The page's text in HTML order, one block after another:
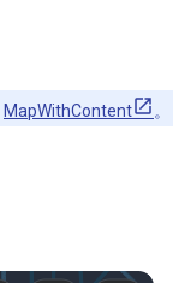
MapWithContent 。